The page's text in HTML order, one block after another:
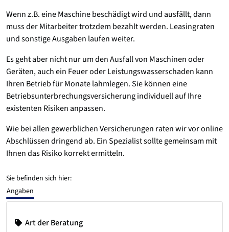
Wenn z.B. eine Maschine beschädigt wird und ausfällt, dann
muss der Mitarbeiter trotzdem bezahlt werden. Leasingraten
und sonstige Ausgaben laufen weiter.
Es geht aber nicht nur um den Ausfall von Maschinen oder
Geräten, auch ein Feuer oder Leistungswasserschaden kann
Ihren Betrieb für Monate lahmlegen. Sie können eine
Betriebsunterbrechungsversicherung individuell auf Ihre
existenten Risiken anpassen.
Wie bei allen gewerblichen Versicherungen raten wir vor online
Abschlüssen dringend ab. Ein Spezialist sollte gemeinsam mit
Ihnen das Risiko korrekt ermitteln.
Sie befinden sich hier:
Angaben
Art der Beratung